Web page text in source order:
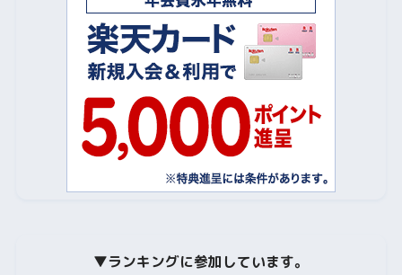
▼ランキングに参加しています。